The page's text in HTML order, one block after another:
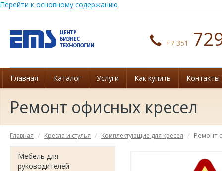
Перейти к основному содержанию
+7 351
Главная Каталог Услуги Как купить Контакты
Ремонт офисных кресел
Главная Кресла и стулья Комплектующие для кресел Ремонт
Мебель для
руководителей